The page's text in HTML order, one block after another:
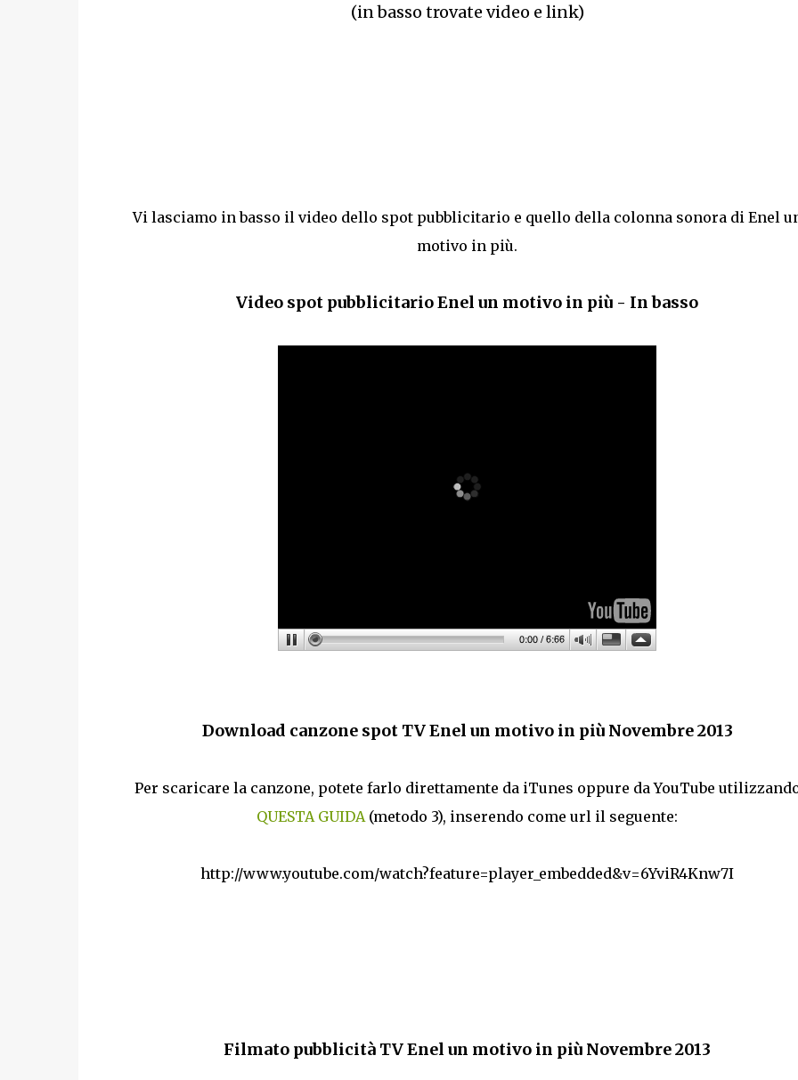
(in basso trovate video e link)
Vi lasciamo in basso il video dello spot pubblicitario e quello della colonna sonora di Enel
motivo in più.
Video spot pubblicitario Enel un motivo in più - In basso
Download canzone spot TV Enel un motivo in più Novembre 2013
Per scaricare la canzone, potete farlo direttamente da iTunes oppure da YouTube
QUESTA GUIDA (metodo 3), inserendo come url il seguente:
http://www.youtube.com/watch?feature=player_embedded&v=6YviR4Knw7I
Filmato pubblicità TV Enel un motivo in più Novembre 2013